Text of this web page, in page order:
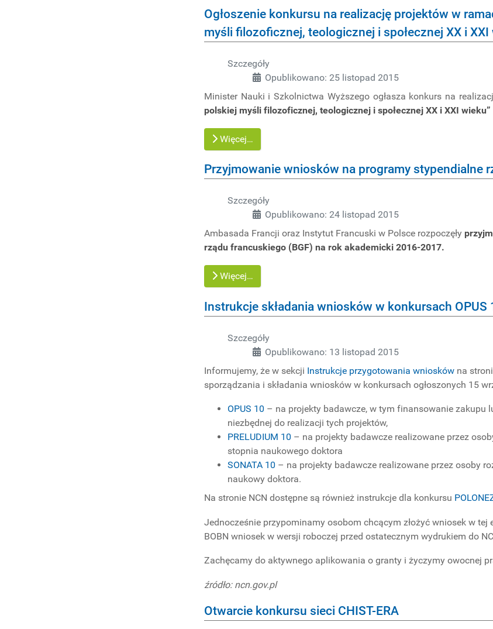
Ogłoszenie konkursu na realizację projektów w
myśli filozoficznej, teologicznej i społecznej XX i XXI
Szczegóły
Opublikowano: 25 listopad 2015
Minister Nauki i Szkolnictwa Wyższego ogłasza konkurs na
polskiej myśli filozoficznej, teologicznej i społecznej XX i XXI wieku”
Więcej…
Przyjmowanie wniosków na programy stypendialne
Szczegóły
Opublikowano: 24 listopad 2015
Ambasada Francji oraz Instytut Francuski w Polsce rozpoczęły
rządu francuskiego (BGF) na rok akademicki 2016-2017.
Więcej…
Instrukcje składania wniosków w konkursach OPUS
Szczegóły
Opublikowano: 13 listopad 2015
Informujemy, że w sekcji Instrukcje przygotowania wniosków na
sporządzania i składania wniosków w konkursach ogłoszonych 15
OPUS 10 – na projekty badawcze, w tym finansowanie zakupu
niezbędnej do realizacji tych projektów,
PRELUDIUM 10 – na projekty badawcze realizowane przez
stopnia naukowego doktora
SONATA 10 – na projekty badawcze realizowane przez osoby
naukowy doktora.
Na stronie NCN dostępne są również instrukcje dla konkursu
Jednocześnie przypominamy osobom chcącym złożyć wniosek w tej
BOBN wniosek w wersji roboczej przed ostatecznym wydrukiem do
Zachęcamy do aktywnego aplikowania o granty i życzymy owocnej
źródło: ncn.gov.pl
Otwarcie konkursu sieci CHIST-ERA